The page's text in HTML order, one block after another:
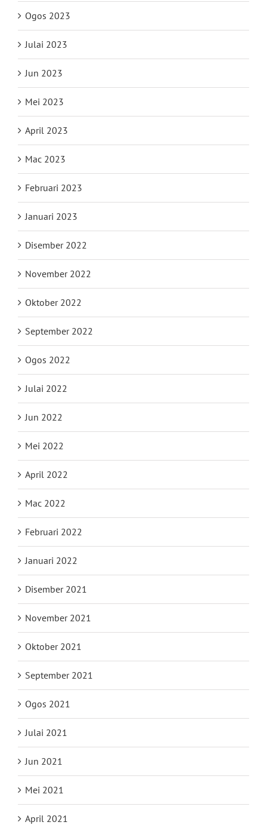
Ogos 2023
Julai 2023
Jun 2023
Mei 2023
April 2023
Mac 2023
Februari 2023
Januari 2023
Disember 2022
November 2022
Oktober 2022
September 2022
Ogos 2022
Julai 2022
Jun 2022
Mei 2022
April 2022
Mac 2022
Februari 2022
Januari 2022
Disember 2021
November 2021
Oktober 2021
September 2021
Ogos 2021
Julai 2021
Jun 2021
Mei 2021
April 2021